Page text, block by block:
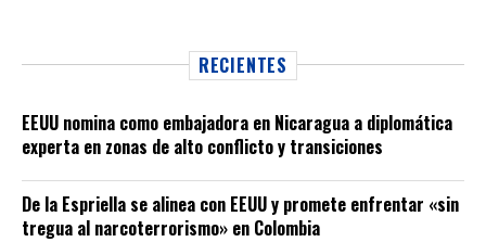
RECIENTES
EEUU nomina como embajadora en Nicaragua a diplomática
experta en zonas de alto conflicto y transiciones
De la Espriella se alinea con EEUU y promete enfrentar «sin
tregua al narcoterrorismo» en Colombia